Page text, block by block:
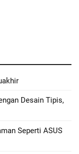
Desain Tipis,
Seperti ASUS